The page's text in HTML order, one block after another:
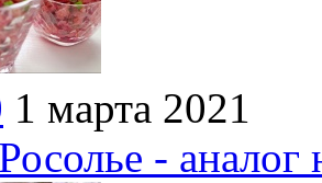
1 марта 2021
-